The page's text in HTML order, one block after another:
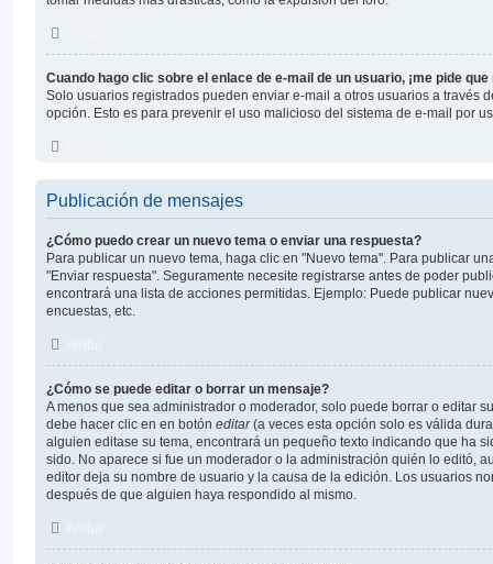
Cuando hago clic sobre el enlace de e-mail de un usuario, ¡me pide
Solo usuarios registrados pueden enviar e-mail a otros usuarios a través
opción. Esto es para prevenir el uso malicioso del sistema de e-mail por
Publicación de mensajes
¿Cómo puedo crear un nuevo tema o enviar una respuesta?
Para publicar un nuevo tema, haga clic en "Nuevo tema". Para publicar
"Enviar respuesta". Seguramente necesite registrarse antes de poder
encontrará una lista de acciones permitidas. Ejemplo: Puede publicar
encuestas, etc.
¿Cómo se puede editar o borrar un mensaje?
A menos que sea administrador o moderador, solo puede borrar o editar
debe hacer clic en en botón editar(a veces esta opción solo es válida
alguien editase su tema, encontrará un pequeño texto indicando que ha
sido. No aparece si fue un moderador o la administración quién lo editó,
editor deja su nombre de usuario y la causa de la edición. Los usuarios
después de que alguien haya respondido al mismo.